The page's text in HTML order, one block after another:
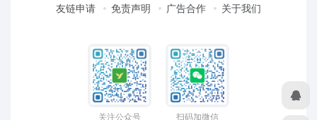
友链申请 免责声明 广告合作 关于我们
关注公众号 扫码加微信